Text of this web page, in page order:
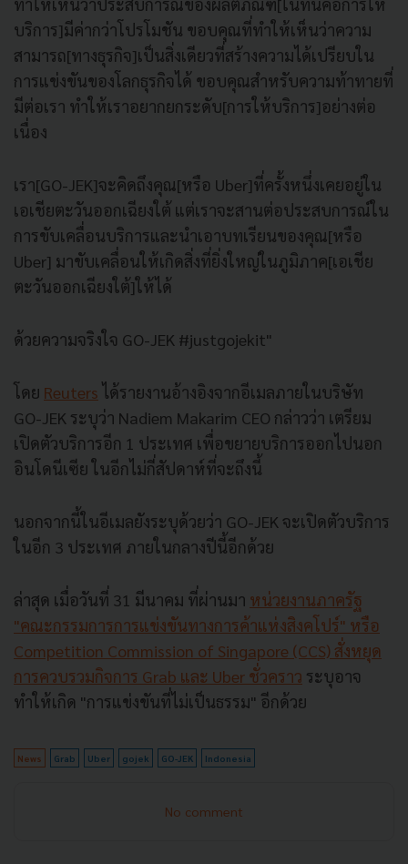
บริการ]มีค่ากว่าโปรโมชัน ขอบคุณที่ทำให้เห็นว่าความ
สามารถ[ทางธุรกิจ]เป็นสิ่งเดียวที่สร้างความได้เปรียบใน
การแข่งขันของโลกธุรกิจได้ ขอบคุณสำหรับความท้าทายที่
มีต่อเรา ทำให้เราอยากยกระดับ[การให้บริการ]อย่างต่อ
เนื่อง
เรา[GO-JEK]จะคิดถึงคุณ[หรือ Uber]ที่ครั้งหนึ่งเคยอยู่ใน
เอเชียตะวันออกเฉียงใต้ แต่เราจะสานต่อประสบการณ์ใน
การขับเคลื่อนบริการและนำเอาบทเรียนของคุณ[หรือ
Uber] มาขับเคลื่อนให้เกิดสิ่งที่ยิ่งใหญ่ในภูมิภาค[เอเชีย
ตะวันออกเฉียงใต้]ให้ได้
ด้วยความจริงใจ GO-JEK #justgojekit"
โดย Reuters ได้รายงานอ้างอิงจากอีเมลภายในบริษัท
GO-JEK ระบุว่า Nadiem Makarim CEO กล่าวว่า เตรียม
เปิดตัวบริการอีก 1 ประเทศ เพื่อขยายบริการออกไปนอก
อินโดนีเซีย ในอีกไม่กี่สัปดาห์ที่จะถึงนี้
นอกจากนี้ในอีเมลยังระบุด้วยว่า GO-JEK จะเปิดตัวบริการ
ในอีก 3 ประเทศ ภายในกลางปีนี้อีกด้วย
ล่าสุด เมื่อวันที่ 31 มีนาคม ที่ผ่านมา หน่วยงานภาครัฐ
"คณะกรรมการการแข่งขันทางการค้าแห่งสิงคโปร์" หรือ
Competition Commission of Singapore (CCS) สั่งหยุด
การควบรวมกิจการ Grab และ Uber ชั่วคราว ระบุอาจ
ทำให้เกิด "การแข่งขันที่ไม่เป็นธรรม" อีกด้วย
News Grab Uber gojek GO-JEK Indonesia
No comment